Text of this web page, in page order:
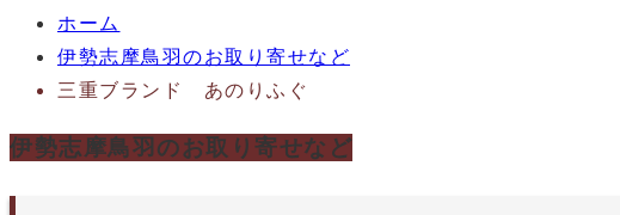
ホーム
伊勢志摩鳥羽のお取り寄せなど
三重ブランド あのりふぐ
伊勢志摩鳥羽のお取り寄せなど